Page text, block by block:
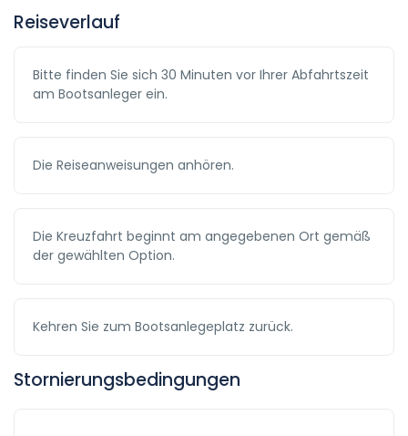
Reiseverlauf
Bitte finden Sie sich 30 Minuten vor Ihrer Abfahrtszeit
am Bootsanleger ein.
Die Reiseanweisungen anhören.
Die Kreuzfahrt beginnt am angegebenen Ort gemäß
der gewählten Option.
Kehren Sie zum Bootsanlegeplatz zurück.
Stornierungsbedingungen